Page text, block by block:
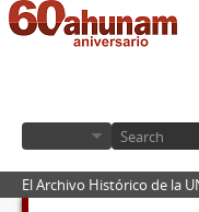
El Archivo Histórico de la